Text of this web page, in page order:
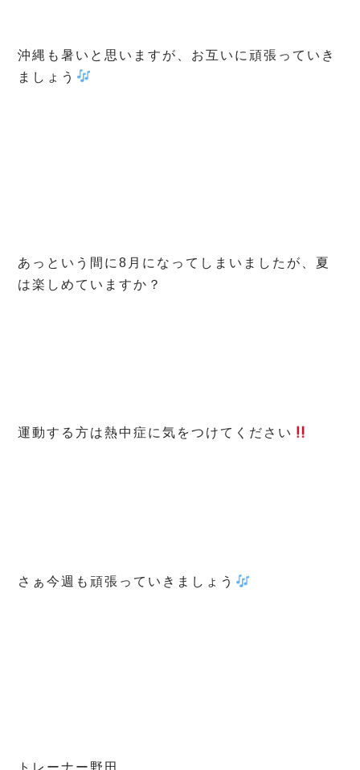
沖縄も暑いと思いますが、お互いに頑張っていき
ましょう
あっという間に8月になってしまいましたが、夏
は楽しめていますか？
運動する方は熱中症に気をつけてください
さぁ今週も頑張っていきましょう
トレーナー野田